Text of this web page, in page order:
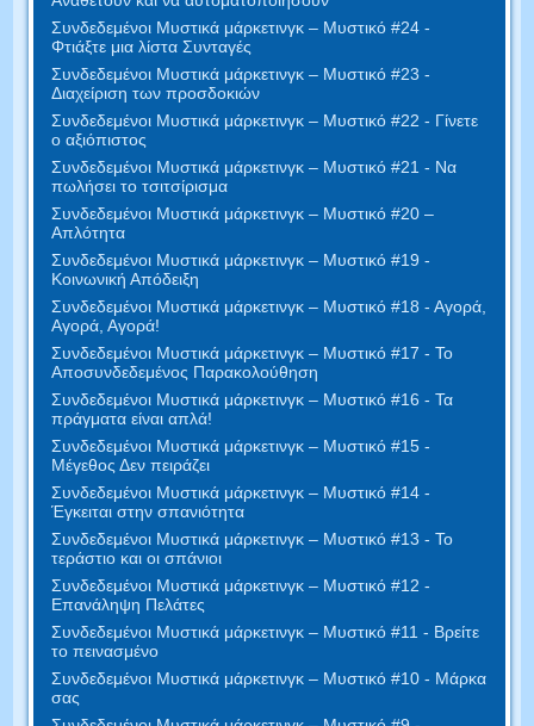
Συνδεδεμένοι Μυστικά μάρκετινγκ – Μυστικό #24 -
Φτιάξτε μια λίστα Συνταγές
Συνδεδεμένοι Μυστικά μάρκετινγκ – Μυστικό #23 -
Διαχείριση των προσδοκιών
Συνδεδεμένοι Μυστικά μάρκετινγκ – Μυστικό #22 - Γίνετε
ο αξιόπιστος
Συνδεδεμένοι Μυστικά μάρκετινγκ – Μυστικό #21 - Να
πωλήσει το τσιτσίρισμα
Συνδεδεμένοι Μυστικά μάρκετινγκ – Μυστικό #20 –
Απλότητα
Συνδεδεμένοι Μυστικά μάρκετινγκ – Μυστικό #19 -
Κοινωνική Απόδειξη
Συνδεδεμένοι Μυστικά μάρκετινγκ – Μυστικό #18 - Αγορά,
Αγορά, Αγορά!
Συνδεδεμένοι Μυστικά μάρκετινγκ – Μυστικό #17 - Το
Αποσυνδεδεμένος Παρακολούθηση
Συνδεδεμένοι Μυστικά μάρκετινγκ – Μυστικό #16 - Τα
πράγματα είναι απλά!
Συνδεδεμένοι Μυστικά μάρκετινγκ – Μυστικό #15 -
Μέγεθος Δεν πειράζει
Συνδεδεμένοι Μυστικά μάρκετινγκ – Μυστικό #14 -
Έγκειται στην σπανιότητα
Συνδεδεμένοι Μυστικά μάρκετινγκ – Μυστικό #13 - Το
τεράστιο και οι σπάνιοι
Συνδεδεμένοι Μυστικά μάρκετινγκ – Μυστικό #12 -
Επανάληψη Πελάτες
Συνδεδεμένοι Μυστικά μάρκετινγκ – Μυστικό #11 - Βρείτε
το πεινασμένο
Συνδεδεμένοι Μυστικά μάρκετινγκ – Μυστικό #10 - Μάρκα
σας